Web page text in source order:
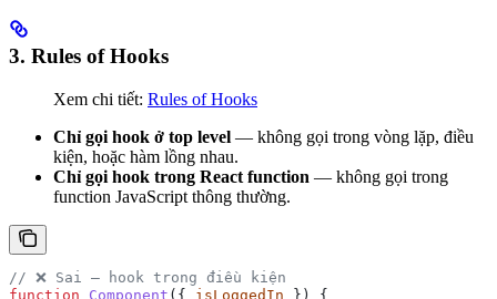
3. Rules of Hooks
Xem chi tiết: Rules of Hooks
Chỉ gọi hook ở top level — không gọi trong vòng lặp, điều
kiện, hoặc hàm lồng nhau.
Chỉ gọi hook trong React function — không gọi trong
function JavaScript thông thường.
// ❌ Sai — hook trong điều kiện
function Component ({ isLoggedIn }) {